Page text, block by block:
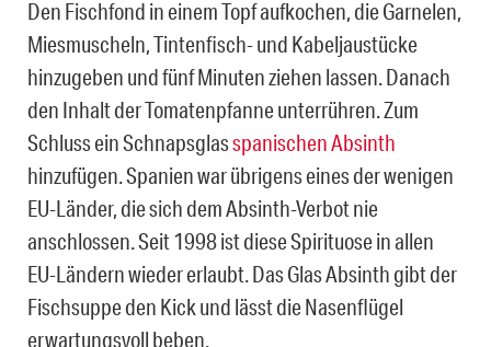
Den Fischfond in einem Topf aufkochen, die Garnelen,
Miesmuscheln, Tintenfisch- und Kabeljaustücke
hinzugeben und fünf Minuten ziehen lassen. Danach
den Inhalt der Tomatenpfanne unterrühren. Zum
Schluss ein Schnapsglasspanischen Absinth
hinzufügen. Spanien war übrigens eines der wenigen
EU-Länder, die sich dem Absinth-Verbot nie
anschlossen. Seit 1998 ist diese Spirituose in allen
EU-Ländern wieder erlaubt. Das Glas Absinth gibt der
Fischsuppe den Kick und lässt die Nasenflügel
erwartungsvoll beben.